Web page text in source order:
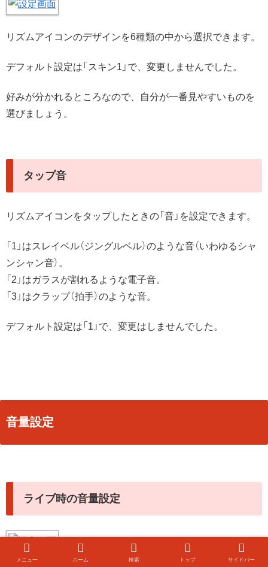
リズムアイコンのデザインを6種類の中から選択できます。
デフォルト設定は「スキン1」で、変更しませんでした。
好みが分かれるところなので、自分が一番見やすいものを
選びましょう。
タップ音
リズムアイコンをタップしたときの「音」を設定できます。
「1」はスレイベル（ジングルベル）のような音（いわゆるシャ
ンシャン音）。
「2」はガラスが割れるような電子音。
「3」はクラップ（拍手）のような音。
デフォルト設定は「1」で、変更はしませんでした。
音量設定
ライブ時の音量設定
メニュー ホーム 検索 トップ サイドバー